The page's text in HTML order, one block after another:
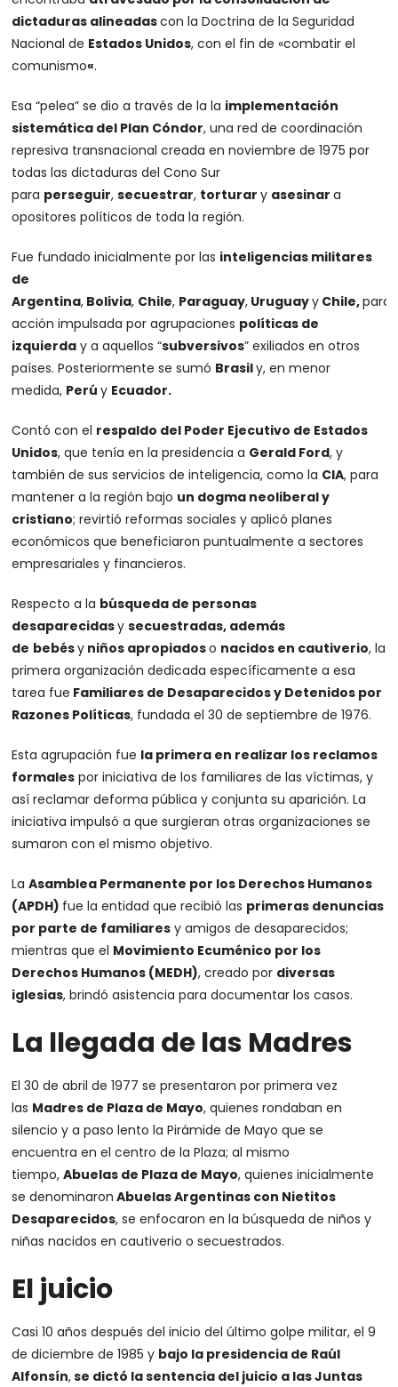
dictaduras alineadascon la Doctrina de la Seguridad
Nacional de Estados Unidos, con el fin de «combatir el
comunismo«.
Esa “pelea” se dio a través de la la implementación
sistemática del Plan Cóndor, una red de coordinación
represiva transnacional creada en noviembre de 1975 por
todas las dictaduras del Cono Sur
para perseguir,secuestrar, torturary asesinara
opositores políticos de toda la región.
Fue fundado inicialmente por las inteligencias militares
de
Argentina, Bolivia, Chile, Paraguay, Uruguayy Chile,para
acción impulsada por agrupaciones políticas de
izquierda y a aquellos “subversivos” exiliados en otros
países. Posteriormente se sumó Brasily, en menor
medida, Perúy Ecuador.
Contó con el respaldo del Poder Ejecutivo de Estados
Unidos, que tenía en la presidencia a Gerald Ford, y
también de sus servicios de inteligencia, como la CIA, para
mantener a la región bajo un dogma neoliberal y
cristiano; revirtió reformas sociales y aplicó planes
económicos que beneficiaron puntualmente a sectores
empresariales y financieros.
Respecto a la búsqueda de personas
desaparecidasysecuestradas, además
de bebésy niños apropiadoso nacidos en cautiverio, la
primera organización dedicada específicamente a esa
tarea fue Familiares de Desaparecidos y Detenidos por
Razones Políticas, fundada el 30 de septiembre de 1976.
Esta agrupación fue la primera en realizar los reclamos
formales por iniciativa de los familiares de las víctimas, y
así reclamar deforma pública y conjunta su aparición. La
iniciativa impulsó a que surgieran otras organizaciones se
sumaron con el mismo objetivo.
LaAsamblea Permanente por los Derechos Humanos
(APDH) fue la entidad que recibió las primeras denuncias
por parte de familiares y amigos de desaparecidos;
mientras que el Movimiento Ecuménico por los
Derechos Humanos (MEDH), creado por diversas
iglesias, brindó asistencia para documentar los casos.
La llegada de las Madres
El 30 de abril de 1977 se presentaron por primera vez
las Madres de Plaza de Mayo, quienes rondaban en
silencio y a paso lento la Pirámide de Mayo que se
encuentra en el centro de la Plaza; al mismo
tiempo,Abuelas de Plaza de Mayo, quienes inicialmente
se denominaron Abuelas Argentinas con Nietitos
Desaparecidos, se enfocaron en la búsqueda de niños y
niñas nacidos en cautiverio o secuestrados.
El juicio
Casi 10 años después del inicio del último golpe militar, el 9
de diciembre de 1985 y bajo la presidencia de Raúl
Alfonsín,se dictó la sentencia del juicio a las Juntas